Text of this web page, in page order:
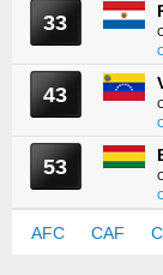
33
43
53
AFC CAF